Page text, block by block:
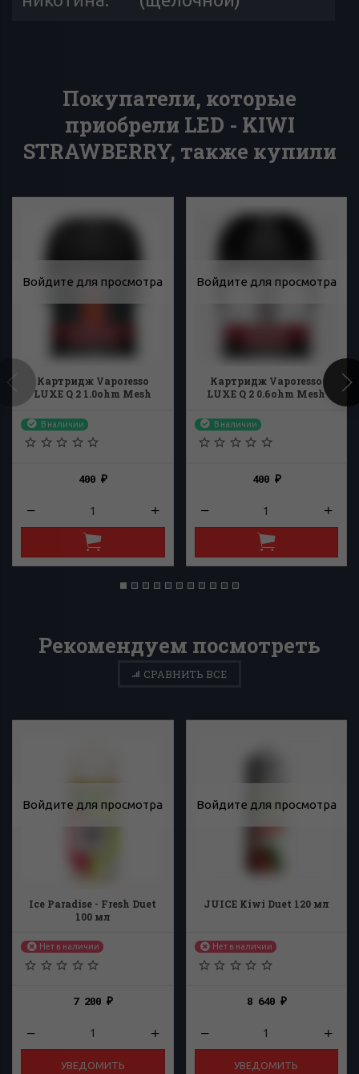
Покупатели, которые
приобрели LED - KIWI
STRAWBERRY, также купили
Войдите для просмотра
Картридж Vaporesso
LUXE Q 2 1.0ohm Mesh
В наличии
400₽
Войдите для просмотра
Картридж Vaporesso
LUXE Q 2 0.6ohm Mesh
В наличии
400 ₽
Рекомендуем посмотреть
СРАВНИТЬ ВСЕ
Войдите для просмотра
Ice Paradise - Fresh Duet
100 мл
Нет в наличии
7 200₽
УВЕДОМИТЬ
Войдите для просмотра
JUICE Kiwi Duet 120 мл
Нет в наличии
8 640 ₽
УВЕДОМИТЬ